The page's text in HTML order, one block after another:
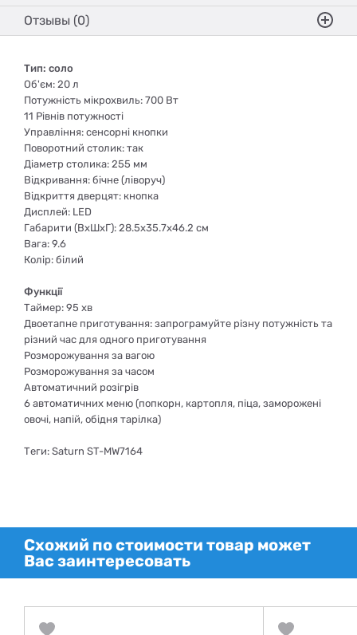
Отзывы (0)
Тип: соло
Об'єм: 20 л
Потужність мікрохвиль: 700 Вт
11 Рівнів потужності
Управління: сенсорні кнопки
Поворотний столик: так
Діаметр столика: 255 мм
Відкривання: бічне (ліворуч)
Відкриття дверцят: кнопка
Дисплей: LED
Габарити (ВхШхГ): 28.5x35.7x46.2 см
Вага: 9.6
Колір: білий
Функції
Таймер: 95 хв
Двоетапне приготування: запрограмуйте різну потужність та
різний час для одного приготування
Розморожування за вагою
Розморожування за часом
Автоматичний розігрів
6 автоматичних меню (попкорн, картопля, піца, заморожені
овочі, напій, обідня тарілка)
Теги: Saturn ST-MW7164
Схожий по стоимости товар может
Вас заинтересовать